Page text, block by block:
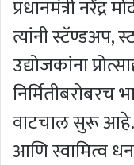
प्रधानमंत्री नरेंद्र
त्यांनी स्टॅण्डअप,
उद्योजकांना
निर्मितीबरोबरच
वाटचाल सुरू आहे.
आणि स्वामित्व